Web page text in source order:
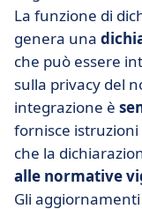
La funzione di
genera una
che può essere
sulla privacy del
integrazione è
fornisce
che la
alle normative
Gli